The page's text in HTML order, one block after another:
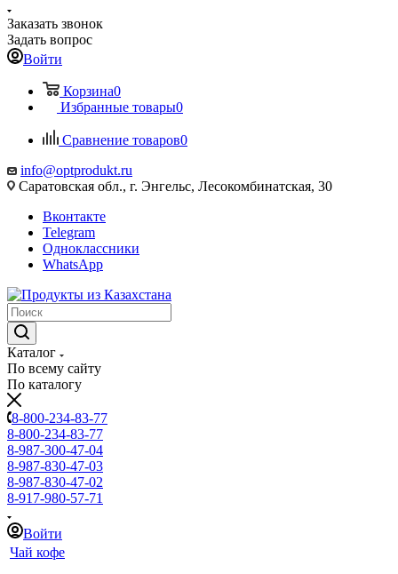
Заказать звонок
Задать вопрос
Войти
Корзина0
Избранные товары0
Сравнение товаров0
info@optprodukt.ru
Саратовская обл., г. Энгельс, Лесокомбинатская, 30
Вконтакте
Telegram
Одноклассники
WhatsApp
Каталог
По всему сайту
По каталогу
8-800-234-83-77
8-800-234-83-77
8-987-300-47-04
8-987-830-47-03
8-987-830-47-02
8-917-980-57-71
Войти
Чай кофе